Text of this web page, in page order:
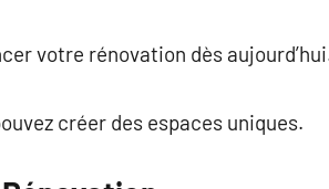
votre rénovation dès
créer des espaces uniques.